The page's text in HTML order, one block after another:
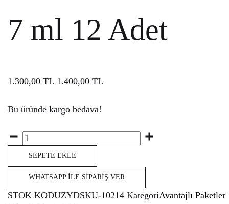
7 ml 12 Adet
1.300,00 TL 1.400,00TL
Bu üründe kargo bedava!
Miktar
SEPETE EKLE
WHATSAPP İLE SIPARIŞ VER
STOK KODUZYDSKU-10214 KategoriAvantajlı Paketler